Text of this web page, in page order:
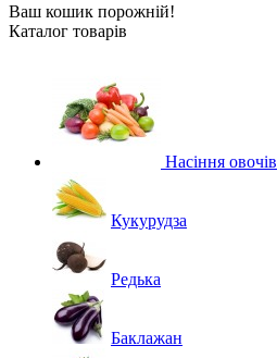
Ваш кошик порожній!
Каталог товарів
Насіння овочів
Кукурудза
Редька
Баклажан